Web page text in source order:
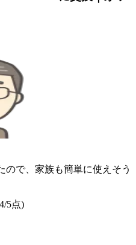
ので、家族も簡単に使えそう
5点)